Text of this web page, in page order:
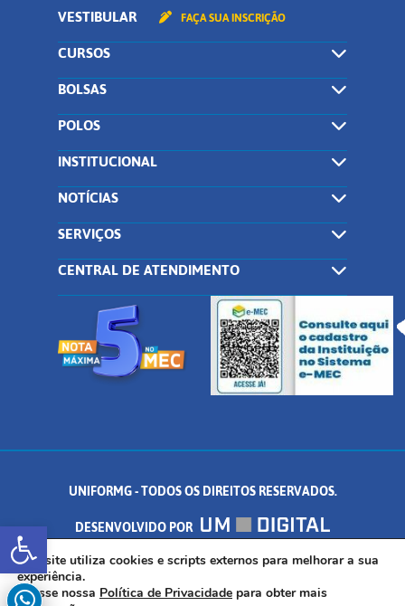
Abrir a barra de ferramentas
VESTIBULAR FAÇA SUA INSCRIÇÃO
CURSOS
BOLSAS
POLOS
INSTITUCIONAL
NOTÍCIAS
SERVIÇOS
CENTRAL DE ATENDIMENTO
UNIFORMG - TODOS OS DIREITOS RESERVADOS.
DESENVOLVIDO POR
AV. DR. ARNALDO DE SENNA, 328 - PALMEIRAS, FORMIGA/MG - CEP:
35.574.530
Este site utiliza cookies e scripts externos para melhorar a sua
experiência.
Acesse nossa Política de Privacidade para obter mais